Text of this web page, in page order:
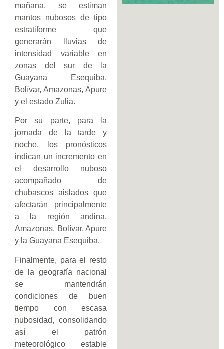
mañana, se estiman
mantos nubosos de tipo
estratiforme que
generarán lluvias de
intensidad variable en
zonas del sur de la
Guayana Esequiba,
Bolívar, Amazonas, Apure
y el estado Zulia.
Por su parte, para la
jornada de la tarde y
noche, los pronósticos
indican un incremento en
el desarrollo nuboso
acompañado de
chubascos aislados que
afectarán principalmente
a la región andina,
Amazonas, Bolívar, Apure
y la Guayana Esequiba.
Finalmente, para el resto
de la geografía nacional
se mantendrán
condiciones de buen
tiempo con escasa
nubosidad, consolidando
así el patrón
meteorológico estable